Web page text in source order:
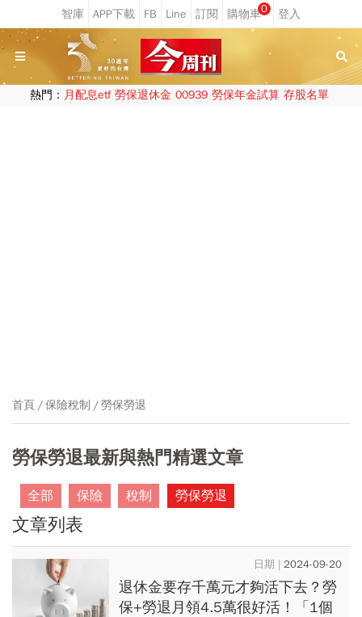
0
熱門： 月配息etf 勞保退休金 00939 勞保年金試算 存股名單
首頁 保險稅制 勞保勞退
勞保勞退最新與熱門精選文章
全部 保險 稅制 勞保勞退
文章列表
2024-09-20
退休金要存千萬元才夠活下去？勞
保+勞退月領4.5萬很好活！「1個